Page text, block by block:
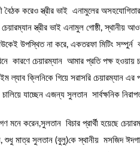
বৈঠক করেও স্ত্রীর ভাই এনামুলের
স্ত্রীর ভাই এনামুল গোষ্ঠী,
কাউকেই উপস্থিত না করে, একতরফা মিটিং
কারণে চেয়ারম্যান আমার প্রতি পক্ষ হওয়ায়
ল্যাব ক্লিনিকে গিয়ে সরাসরি চেয়ারম্যান
যাচ্ছেন এজন্য সুলতান সার্বক্ষনিক
মনে করেন,সুলতান বিচার প্রার্থী হয়েছে
মাত্র সুলতান (বুলু)কে স্থানীয় মসজিদ